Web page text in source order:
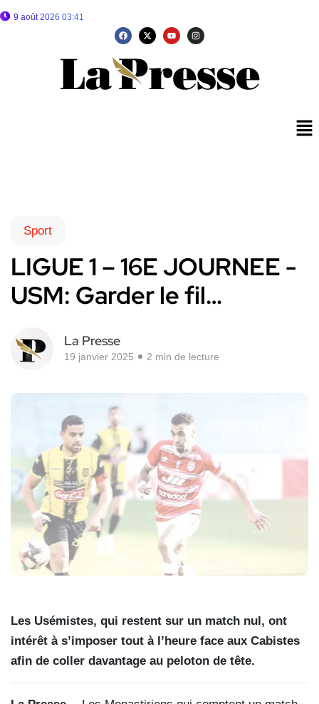
9 août 2026 03:41
Sport
LIGUE 1 – 16E JOURNEE -
USM: Garder le fil…
La Presse
19 janvier 2025 2 min de lecture
Les Usémistes, qui restent sur un match nul, ont
intérêt à s’imposer tout à l’heure face aux Cabistes
afin de coller davantage au peloton de tête.